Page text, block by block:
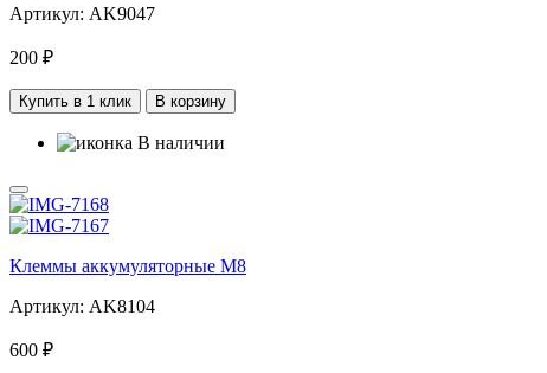
Артикул: AK9047
200 ₽
Купить в 1 клик В корзину
В наличии
Клеммы аккумуляторные М8
Артикул: AK8104
600 ₽